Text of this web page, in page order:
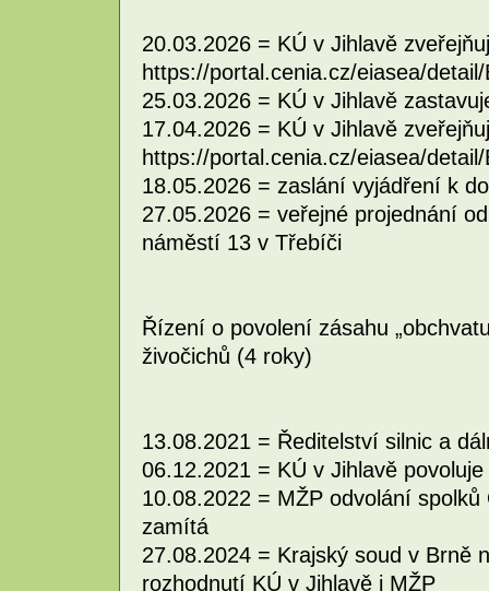
20.03.2026 = KÚ v Jihlavě
https://portal.cenia.cz/eiasea/
25.03.2026 = KÚ v Jihlavě
17.04.2026 = KÚ v Jihlavě
https://portal.cenia.cz/eiasea/
18.05.2026 = zaslání vyjádření k
27.05.2026 = veřejné projednání
náměstí 13 v Třebíči
Řízení o povolení zásahu
živočichů (4 roky)
13.08.2021 = Ředitelství silnic a
06.12.2021 = KÚ v Jihlavě
10.08.2022 = MŽP odvolání
zamítá
27.08.2024 = Krajský soud v Brně
rozhodnutí KÚ v Jihlavě i MŽP